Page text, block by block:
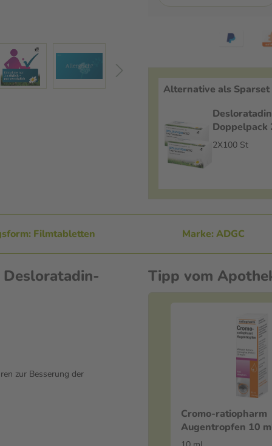
Alternative als Sparset
Doppelpack
2X100 St
Filmtabletten Marke: ADGC
zur Besserung der
Tipp vom
Cromo-ratiopharm
Augentropfen 10
Augentropfen